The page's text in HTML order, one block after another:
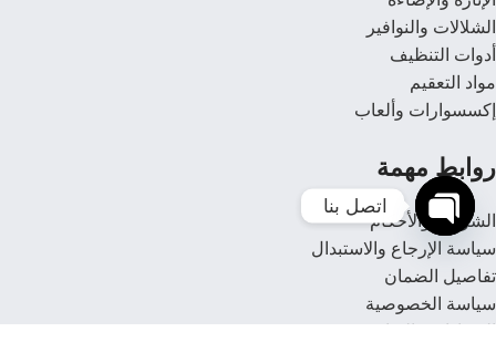
الشلالات والنوافير
أدوات التنظيف
مواد التعقيم
إكسسوارات وألعاب
روابط مهمة
الشروط والأحكام
سياسة الإرجاع والاستبدال
تفاصيل الضمان
سياسة الخصوصية
اتصل بنا
Open
chaty